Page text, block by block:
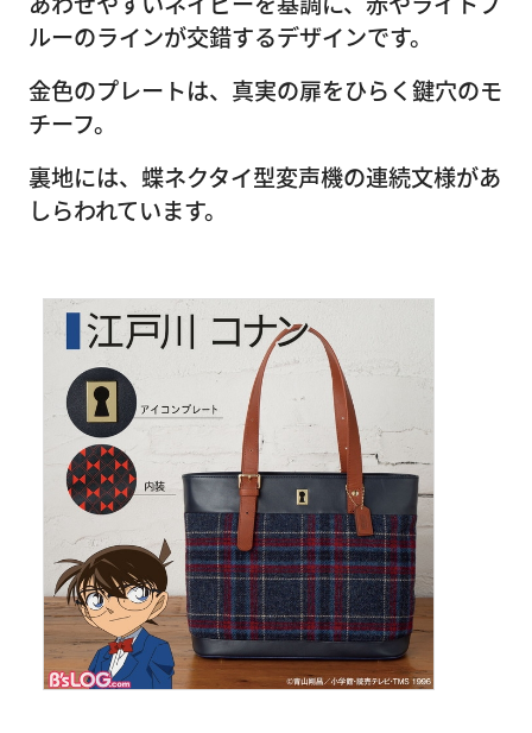
ルーのラインが交錯するデザインです。
金色のプレートは、真実の扉をひらく鍵穴のモ
チーフ。
裏地には、蝶ネクタイ型変声機の連続文様があ
しらわれています。